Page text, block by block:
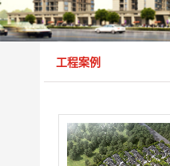
工程案例